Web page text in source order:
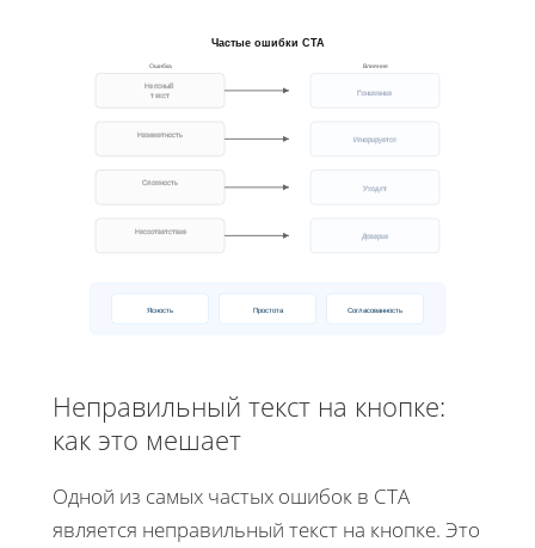
Частые ошибки CTA
Неясный
текст
Незаметность
Сложность
Несоответствие
Понимание
Игнорируется
Уходят
Доверие
Ясность Простота Согласованность
Ошибка Влияние
Неправильный текст на кнопке:
как это мешает
Одной из самых частых ошибок в CTA
является неправильный текст на кнопке. Это